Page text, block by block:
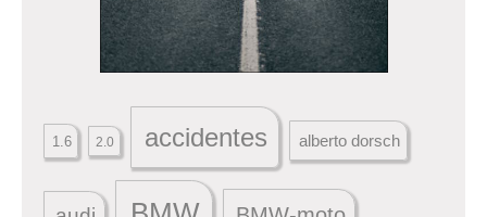
1.6 2.0 accidentes alberto dorsch